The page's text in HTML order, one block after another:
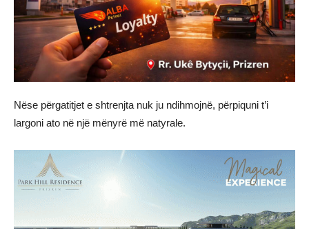
Nëse përgatitjet e shtrenjta nuk ju ndihmojnë, përpiquni t’i
largoni ato në një mënyrë më natyrale.